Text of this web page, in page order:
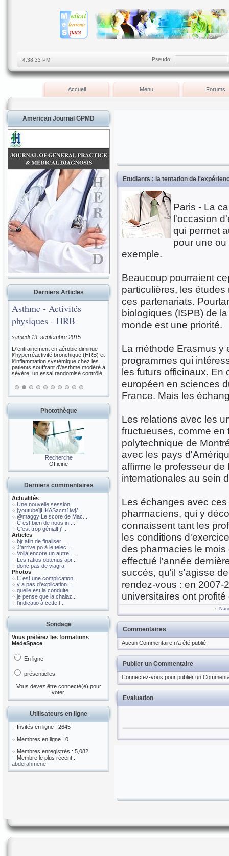
Pseudo:
Accueil Menu Forums
American Journal GPMD
Derniers Articles
Asthme - Activités
physiques - HRB
samedi 19. septembre 2015
L\'entrainement en aérobie diminue
l\'hyperréactivité bronchique (HRB) et
l\'inflammation systémique chez les
patients souffrant d\'asthme modéré à
sévère: un essai randomisé contrôlé.
Photothèque
Recherche
Officine
Derniers commentaires
Actualités
Une nouvelle session ...
[youtube]jHKASzcm1lw[/...
@maggy Le score de Mac...
C est bien de nous inf...
C'est trop génial! j' ...
Articles
bjr afin de finaliser ...
J'arrive po à le telec...
Voilà encore un autre ...
Les ratios obtenus apr...
donc pas de viagra
Photos
C est une complication...
y a pas d'explication....
quelle est la conduite...
je pense que la chalaz...
l'indicatio à cette t...
Sondage
Vous préférez les formations
MedeSpace
En ligne
présentielles
Vous devez être connecté(e) pour
voter.
Utilisateurs en ligne
Invités en ligne : 2645
Membres en ligne : 0
Membres enregistrés : 5,082
Membre le plus récent :
abderahmene
Etudiants : la tentation de
Paris - La
l'occasion
qui permet
pour une
exemple.
Beaucoup pourraient
particulières, les
ces partenariats.
biologiques (ISPB) de
monde est une priorité.
La méthode Erasmus y
programmes qui
les futurs officinaux. En
européen en sciences
France. Mais les
Les relations avec les
fructueuses, comme
polytechnique de
avec les pays
affirme le professeur
internationales au sein
Les échanges avec
pharmaciens, qui y
connaissent tant les
les conditions
des pharmacies le
effectué l'année
succès, qu'il s'agisse
rendez-vous : en 2007-
universitaires ont
Commentaires
Aucun Commentaire n'a été publié.
Publier un Commentaire
Connectez-vous pour publier un
Evaluation